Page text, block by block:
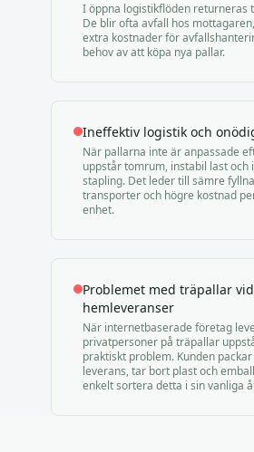
I öppna logistikflöden returneras
De blir ofta avfall hos
extra kostnader för
behov av att köpa nya pallar.
Ineffektiv logistik och
När pallarna inte är anpassade
uppstår tomrum, instabil last och
stapling. Det leder till sämre
transporter och högre kostnad
enhet.
Problemet med träpallar vid
hemleveranser
När internetbaserade företag
privatpersoner på träpallar
praktiskt problem. Kunden
leverans, tar bort plast och
enkelt sortera detta i sin vanliga